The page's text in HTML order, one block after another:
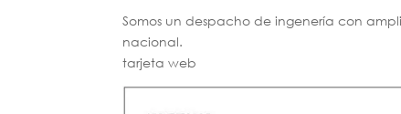
Somos un despacho de ingenería con
nacional.
tarjeta web